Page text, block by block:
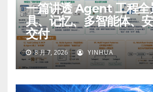
一篇讲透 Agent 工程全
具、记忆、多智能体、
交付
8 月 7, 2026 YINHUA